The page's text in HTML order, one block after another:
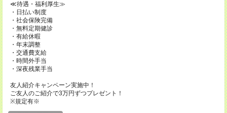
≪待遇・福利厚生≫
・日払い制度
・社会保険完備
・無料定期健診
・有給休暇
・年末調整
・交通費支給
・時間外手当
・深夜残業手当
友人紹介キャンペーン実施中！
ご友人のご紹介で3万円ずつプレゼント！
※規定有※